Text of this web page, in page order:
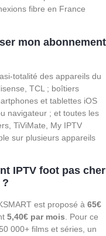
fibre en France
mon abonnement
totalité des appareils du
TCL ; boîtiers
et tablettes iOS
navigateur ; et toutes les
TiViMate, My IPTV
sur plusieurs appareils
IPTV foot pas cher
?
est proposé à 65€
5,40€ par mois . Pour ce
000+ films et séries, un